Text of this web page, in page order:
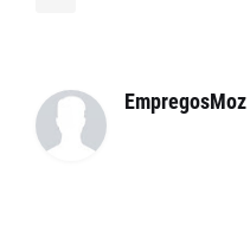
EmpregosMoz